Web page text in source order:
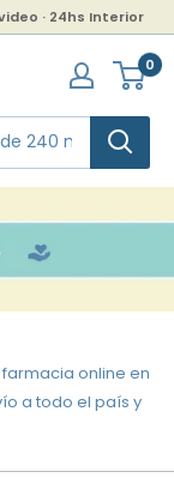
· 24hs Interior
0
farmacia online en
a todo el país y